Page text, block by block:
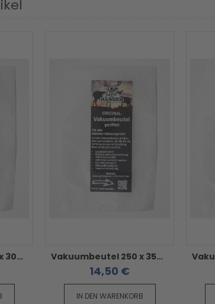
Vakuumbeutel 200 x 300 mm - geriffelt / goffriert / strukturiert 50 Stück Vakuumbeutel 250 x 350 mm - geriffelt / goffriert / strukturiert 50 Stück
14,50 €
IN DEN WARENKORB